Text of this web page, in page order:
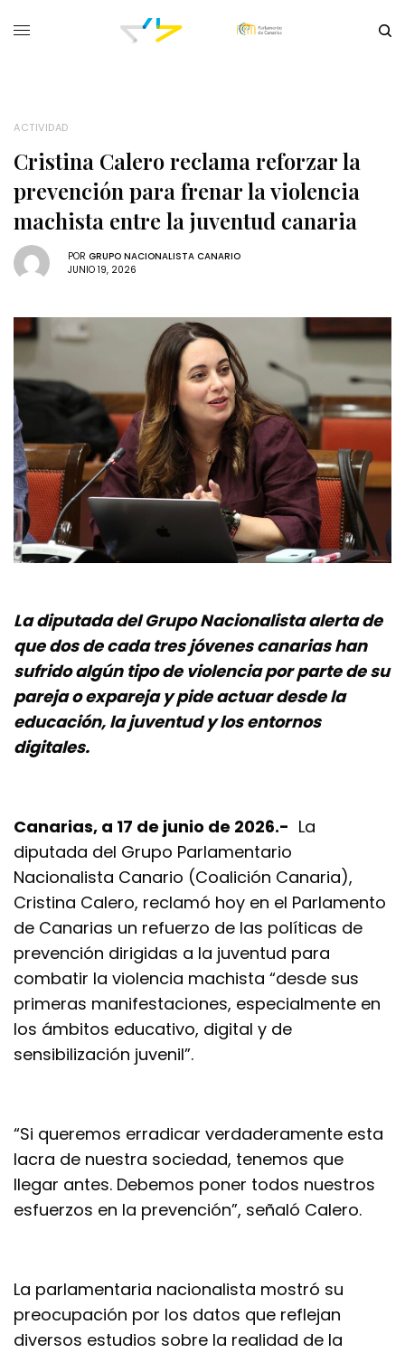
ACTIVIDAD
Cristina Calero reclama reforzar la
prevención para frenar la violencia
machista entre la juventud canaria
POR GRUPO NACIONALISTA CANARIO
JUNIO 19, 2026
La diputada del Grupo Nacionalista alerta de
que dos de cada tres jóvenes canarias han
sufrido algún tipo de violencia por parte de su
pareja o expareja y pide actuar desde la
educación, la juventud y los entornos
digitales.
Canarias, a 17 de junio de 2026.- La
diputada del Grupo Parlamentario
Nacionalista Canario (Coalición Canaria),
Cristina Calero, reclamó hoy en el Parlamento
de Canarias un refuerzo de las políticas de
prevención dirigidas a la juventud para
combatir la violencia machista “desde sus
primeras manifestaciones, especialmente en
los ámbitos educativo, digital y de
sensibilización juvenil”.
“Si queremos erradicar verdaderamente esta
lacra de nuestra sociedad, tenemos que
llegar antes. Debemos poner todos nuestros
esfuerzos en la prevención”, señaló Calero.
La parlamentaria nacionalista mostró su
preocupación por los datos que reflejan
diversos estudios sobre la realidad de la